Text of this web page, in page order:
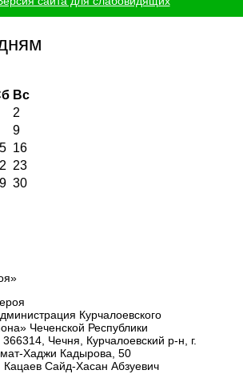
Вс
2
9
16
23
30
Курчалоевского
Чеченской Республики
366314, Чечня, Курчалоевский р-н, г.
Хаджи Кадырова, 50
Кацаев Сайд-Хасан Абзуевич